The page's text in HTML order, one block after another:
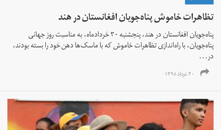
تظاهرات خاموش پناه‌جویان افغانستان در هند
پناه‌جویان افغانستان در هند، پنجشنبه ۳۰ خردادماه، به مناسبت روز جهانی
پناه‌جویان، با راه‌اندازی تظاهرات خاموش که با ماسک‌ها دهن خود را بسته بودند،
در...
۳۰ خرداد ۱۳۹۸